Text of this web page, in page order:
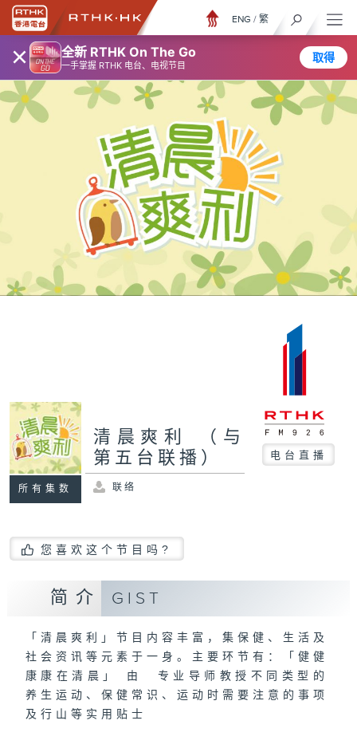
× 全新 RTHK On The Go
一手掌握 RTHK 电台、电视节目
取得
ENG / 繁
所有集数
清晨爽利 （与
第五台联播）
电台直播
联络
您喜欢这个节目吗?
简介 GIST
「清晨爽利」节目内容丰富，集保健、生活及
社会资讯等元素于一身。主要环节有：「健健
康康在清晨」 由 专业导师教授不同类型的
养生运动、保健常识、运动时需要注意的事项
及行山等实用贴士